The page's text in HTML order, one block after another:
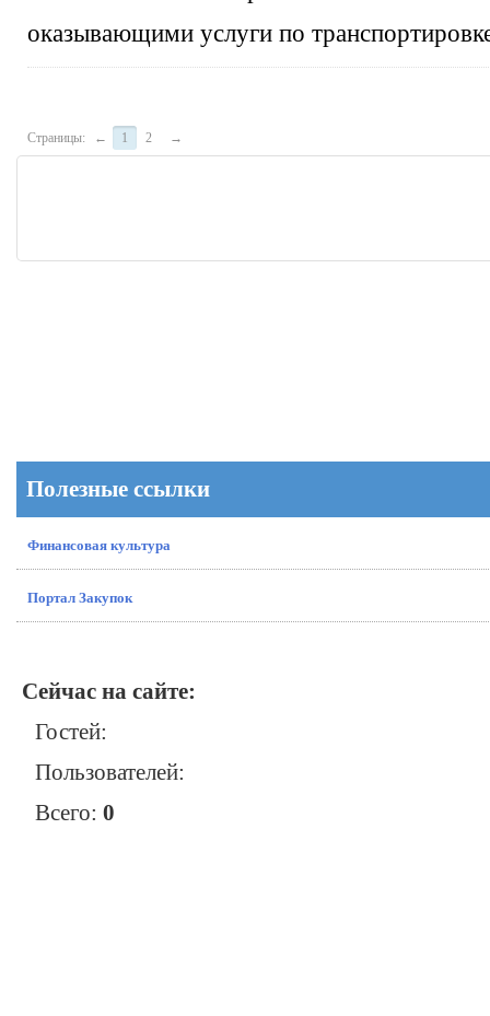
оказывающими услуги по
Страницы: ← 1 2 →
Полезные ссылки
Финансовая культура
Портал Закупок
Сейчас на сайте:
Гостей:
Пользователей:
Всего: 0